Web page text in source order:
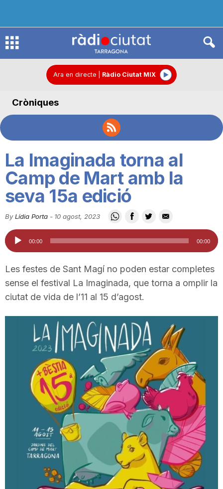
R
d
C
u
t
Ara en directe Ràdio Ciutat MIX
Cròniques
La Imaginada torna al
Camp de Mart amb la
seva 15a edició
By Lídia Porta - 10 agost, 2023
Reproductor
d'àudio
00:00 00:00
Les festes de Sant Magí no poden estar completes
sense el festival La Imaginada, que torna a omplir la
ciutat de vida de l’11 al 15 d’agost.